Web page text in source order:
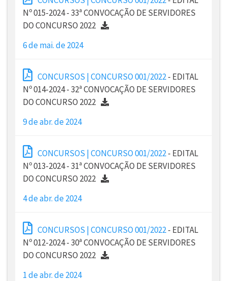
Nº 015-2024 - 33ª CONVOCAÇÃO DE SERVIDORES
DO CONCURSO 2022
6 de mai. de 2024
CONCURSOS | CONCURSO 001/2022- EDITAL
Nº 014-2024 - 32ª CONVOCAÇÃO DE SERVIDORES
DO CONCURSO 2022
9 de abr. de 2024
CONCURSOS | CONCURSO 001/2022- EDITAL
Nº 013-2024 - 31ª CONVOCAÇÃO DE SERVIDORES
DO CONCURSO 2022
4 de abr. de 2024
CONCURSOS | CONCURSO 001/2022- EDITAL
Nº 012-2024 - 30ª CONVOCAÇÃO DE SERVIDORES
DO CONCURSO 2022
1 de abr. de 2024